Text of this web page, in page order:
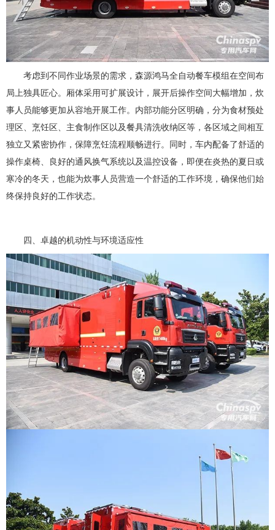
考虑到不同作业场景的需求，森源鸿马全自动餐车模组在空间布
局上独具匠心。厢体采用可扩展设计，展开后操作空间大幅增加，炊
事人员能够更加从容地开展工作。内部功能分区明确，分为食材预处
理区、烹饪区、主食制作区以及餐具清洗收纳区等，各区域之间相互
独立又紧密协作，保障烹饪流程顺畅进行。同时，车内配备了舒适的
操作桌椅、良好的通风换气系统以及温控设备，即便在炎热的夏日或
寒冷的冬天，也能为炊事人员营造一个舒适的工作环境，确保他们始
终保持良好的工作状态。
四、卓越的机动性与环境适应性